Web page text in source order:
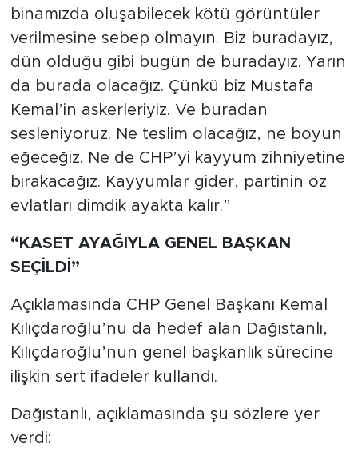
binamızda oluşabilecek kötü görüntüler
verilmesine sebep olmayın. Biz buradayız,
dün olduğu gibi bugün de buradayız. Yarın
da burada olacağız. Çünkü biz Mustafa
Kemal’in askerleriyiz. Ve buradan
sesleniyoruz. Ne teslim olacağız, ne boyun
eğeceğiz. Ne de CHP’yi kayyum zihniyetine
bırakacağız. Kayyumlar gider, partinin öz
evlatları dimdik ayakta kalır.”
“KASET AYAĞIYLA GENEL BAŞKAN
SEÇİLDİ”
Açıklamasında CHP Genel Başkanı Kemal
Kılıçdaroğlu’nu da hedef alan Dağıstanlı,
Kılıçdaroğlu’nun genel başkanlık sürecine
ilişkin sert ifadeler kullandı.
Dağıstanlı, açıklamasında şu sözlere yer
verdi: